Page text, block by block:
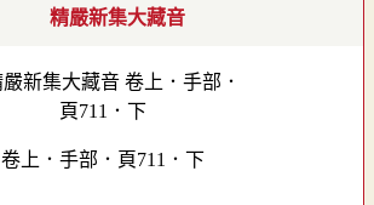
精嚴新集大藏音
卷上．手部．頁711．下